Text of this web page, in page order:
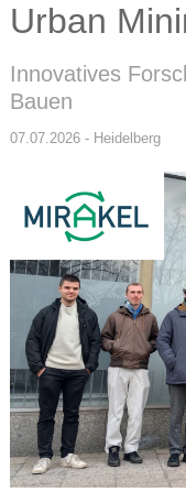
Urban
Innovatives
Bauen
07.07.2026 - Heidelberg